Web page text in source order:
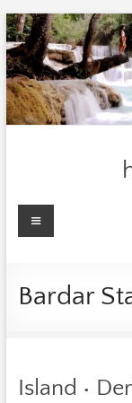
Zum
Inhalt
springen
Menü
Bardar
Island •